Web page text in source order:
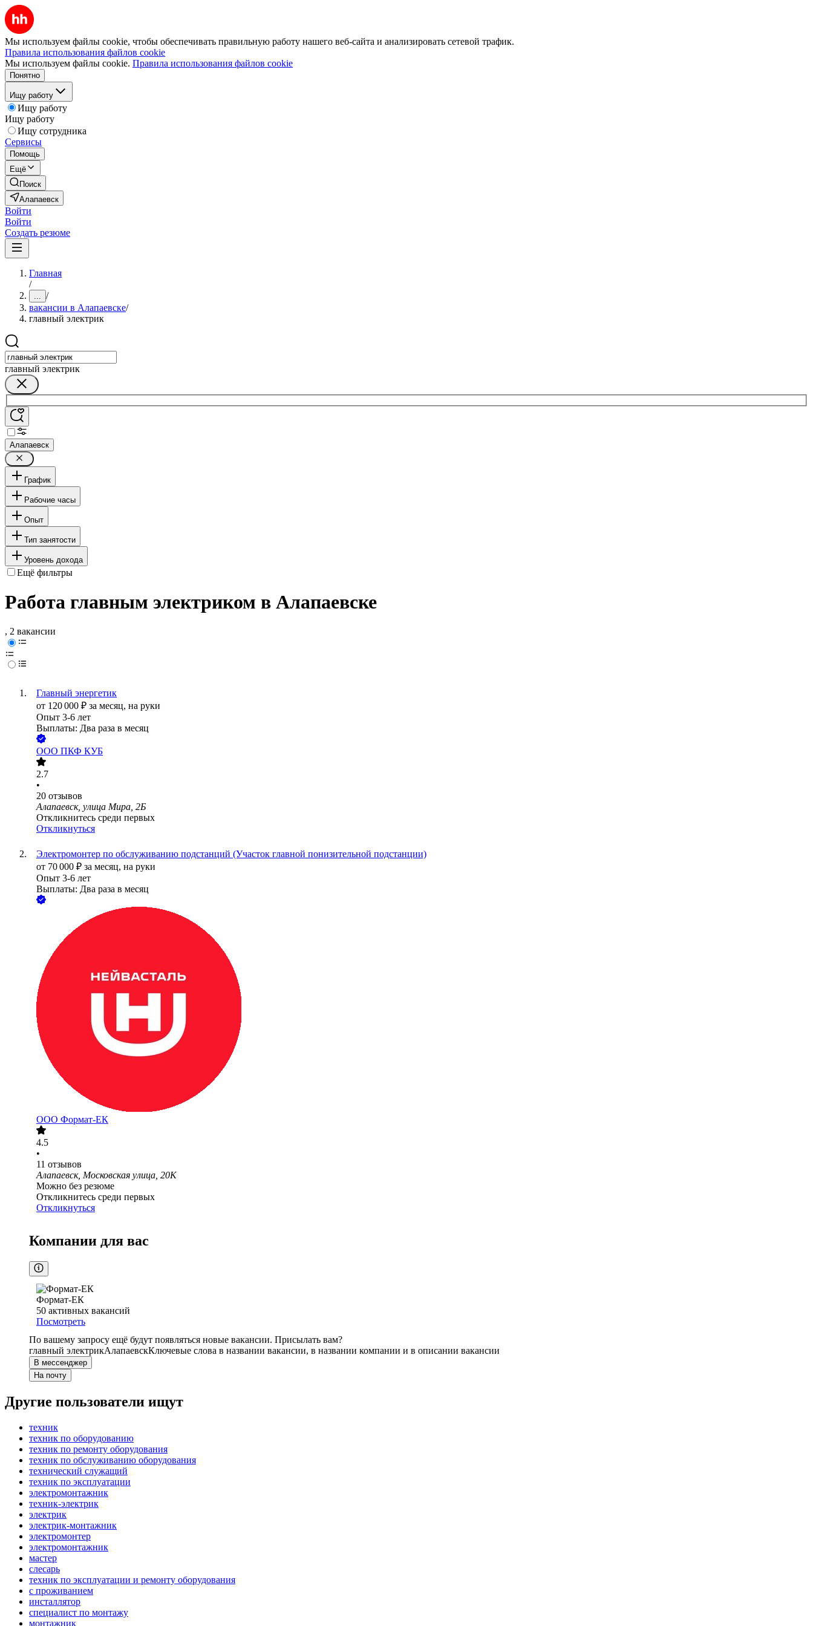
Мы используем файлы cookie, чтобы обеспечивать правильную работу нашего веб-сайта и анализировать сетевой трафик.
Правила использования файлов cookie
Мы используем файлы cookie. Правила использования файлов cookie
Понятно
Ищу работу
Ищу работу
Ищу работу
Ищу сотрудника
Сервисы
Помощь
Ещё
Поиск
Алапаевск
Войти
Войти
Создать резюме
Главная
/
... /
вакансии в Алапаевске/
главный электрик
главный электрик
Алапаевск
График
Рабочие часы
Опыт
Тип занятости
Уровень дохода
Ещё фильтры
Работа главным электриком в Алапаевске
, 2 вакансии
Главный энергетик
от 120 000 ₽ за месяц, на руки
Опыт 3-6 лет
Выплаты: Два раза в месяц
ООО ПКФ КУБ
2.7
•
20 отзывов
Алапаевск, улица Мира, 2Б
Откликнитесь среди первых
Откликнуться
Электромонтер по обслуживанию подстанций (Участок главной понизительной подстанции)
от 70 000 ₽ за месяц, на руки
Опыт 3-6 лет
Выплаты: Два раза в месяц
ООО Формат-ЕК
4.5
•
11 отзывов
Алапаевск, Московская улица, 20К
Можно без резюме
Откликнитесь среди первых
Откликнуться
Компании для вас
Формат-ЕК
50 активных вакансий
Посмотреть
По вашему запросу ещё будут появляться новые вакансии. Присылать вам?
главный электрикАлапаевскКлючевые слова в названии вакансии, в названии компании и в описании вакансии
В мессенджер
На почту
Другие пользователи ищут
техник
техник по оборудованию
техник по ремонту оборудования
техник по обслуживанию оборудования
технический служащий
техник по эксплуатации
электромонтажник
техник-электрик
электрик
электрик-монтажник
электромонтер
электромонтажник
мастер
слесарь
техник по эксплуатации и ремонту оборудования
с проживанием
инсталлятор
специалист по монтажу
монтажник